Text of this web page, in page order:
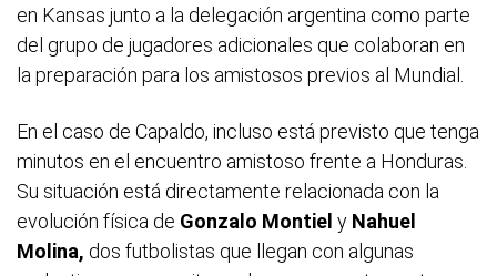
en Kansas junto a la delegación argentina como parte
del grupo de jugadores adicionales que colaboran en
la preparación para los amistosos previos al Mundial.
En el caso de Capaldo, incluso está previsto que tenga
minutos en el encuentro amistoso frente a Honduras.
Su situación está directamente relacionada con la
evolución física de Gonzalo Montiel y Nahuel
Molina, dos futbolistas que llegan con algunas